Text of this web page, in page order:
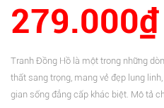
279.000₫
Tranh Đồng Hồ là một trong những
thất sang trọng, mang vẻ đẹp lung
gian sống đẳng cấp khác biệt. Mô tả